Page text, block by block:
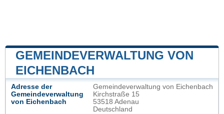
GEMEINDEVERWALTUNG VON
EICHENBACH
Adresse der
Gemeindeverwaltung
von Eichenbach
Gemeindeverwaltung von Eichenbach
Kirchstraße 15
53518 Adenau
Deutschland